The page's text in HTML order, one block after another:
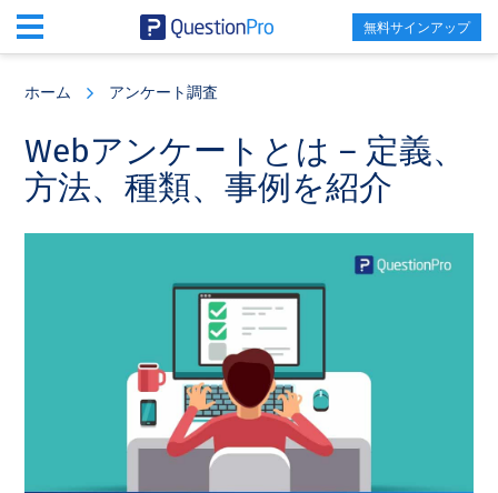
content
sidebar
無料サインアップ
ホーム アンケート調査
Webアンケートとは – 定義、
方法、種類、事例を紹介